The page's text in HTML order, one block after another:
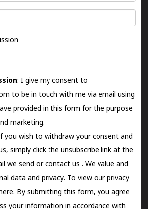
: I give my consent to
to be in touch with me via email using
provided in this form for the purpose
marketing.
you wish to withdraw your consent and
simply click the unsubscribe link at the
we send orcontact us . We value and
data and privacy. To view our privacy
By submitting this form, you agree
your information in accordance with